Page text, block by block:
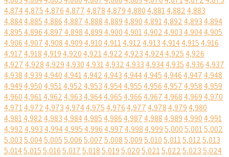
4,8744,8754,8764,8774,8784,8794,8804,8814,8824,883
4,8844,8854,8864,8874,8884,8894,8904,8914,8924,8934,894
4,8954,8964,8974,8984,8994,9004,9014,9024,9034,9044,905
4,9064,9074,9084,9094,9104,9114,9124,9134,9144,9154,916
4,9174,9184,9194,9204,9214,9224,9234,9244,9254,926
4,9274,9284,9294,9304,9314,9324,9334,9344,9354,9364,937
4,9384,9394,9404,9414,9424,9434,9444,9454,9464,9474,948
4,9494,9504,9514,9524,9534,9544,9554,9564,9574,9584,959
4,9604,9614,9624,9634,9644,9654,9664,9674,9684,9694,970
4,9714,9724,9734,9744,9754,9764,9774,9784,9794,980
4,9814,9824,9834,9844,9854,9864,9874,9884,9894,9904,991
4,9924,9934,9944,9954,9964,9974,9984,9995,0005,0015,002
5,0035,0045,0055,0065,0075,0085,0095,0105,0115,0125,013
5,0145,0155,0165,0175,0185,0195,0205,0215,0225,0235,024